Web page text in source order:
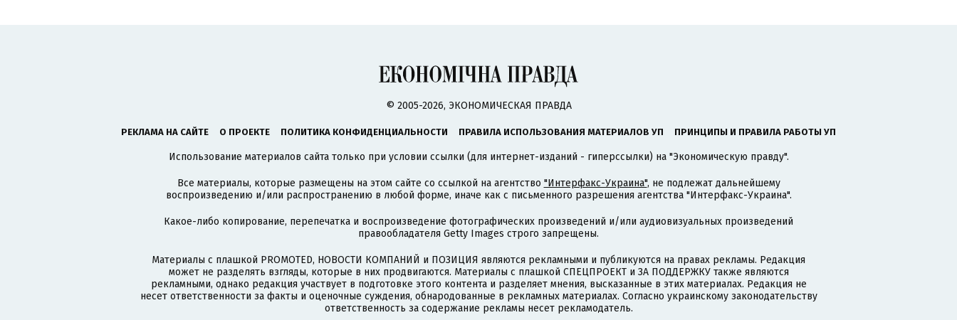
© 2005-2026, ЭКОНОМИЧЕСКАЯ ПРАВДА
РЕКЛАМА НА САЙТЕ О ПРОЕКТЕ ПОЛИТИКА КОНФИДЕНЦИАЛЬНОСТИ ПРАВИЛА ИСПОЛЬЗОВАНИЯ МАТЕРИАЛОВ УП ПРИНЦИПЫ И ПРАВИЛА РАБОТЫ УП
Использование материалов сайта только при условии ссылки (для интернет-изданий - гиперссылки) на "Экономическую правду".
Все материалы, которые размещены на этом сайте со ссылкой на агентство "Интерфакс-Украина", не подлежат дальнейшему
воспроизведению и/или распространению в любой форме, иначе как с письменного разрешения агентства "Интерфакс-Украина".
Какое-либо копирование, перепечатка и воспроизведение фотографических произведений и/или аудиовизуальных произведений
правообладателя Getty Images строго запрещены.
Материалы с плашкой PROMOTED, НОВОСТИ КОМПАНИЙ и ПОЗИЦИЯ являются рекламными и публикуются на правах рекламы. Редакция
может не разделять взгляды, которые в них продвигаются. Материалы с плашкой СПЕЦПРОЕКТ и ЗА ПОДДЕРЖКУ также являются
рекламными, однако редакция участвует в подготовке этого контента и разделяет мнения, высказанные в этих материалах. Редакция не
несет ответственности за факты и оценочные суждения, обнародованные в рекламных материалах. Согласно украинскому законодательству
ответственность за содержание рекламы несет рекламодатель.